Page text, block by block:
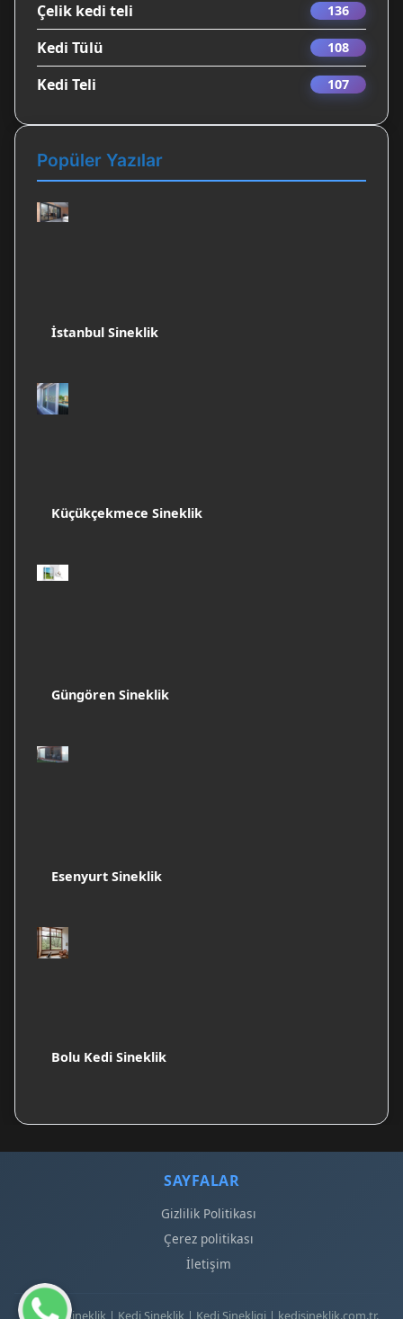
Çelik kedi teli 136
Kedi Tülü 108
Kedi Teli 107
Popüler Yazılar
İstanbul Sineklik
Küçükçekmece Sineklik
Güngören Sineklik
Esenyurt Sineklik
Bolu Kedi Sineklik
SAYFALAR
Gizlilik Politikası
Çerez politikası
İletişim
© 2026 Sineklik | Kedi Sineklik | Kedi Sinekligi | kedisineklik.com.tr.